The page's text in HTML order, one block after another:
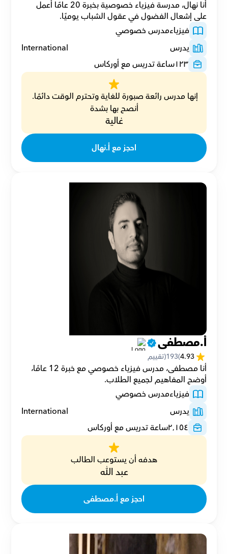
على إشعال الفضول في عقول الشباب يوميًا.
فيزياءمدرس خصوصي
يدرس
International
١٢٣ساعة تدريس مع أوركاس
أنصح بها بشدة
غالية
احجز مع أ.نهال
أ.مصطفى
4.93
(
193(تقييم
أوضح المفاهيم لجميع الطلاب.
فيزياءمدرس خصوصي
يدرس
International
٢٬١٥٤ساعة تدريس مع أوركاس
هدفه أن يستوعب الطالب
عبد الله
احجز مع أ.مصطفى